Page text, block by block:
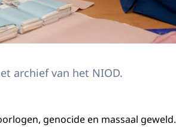
archief van het NIOD.
genocide en massaal geweld.